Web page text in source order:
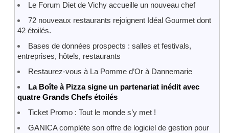
Le Forum Diet de Vichy accueille un nouveau chef
72 nouveaux restaurants rejoignent Idéal Gourmet dont
42 étoilés.
Bases de données prospects : salles et festivals,
entreprises, hôtels, restaurants
Restaurez-vous à La Pomme d’Or à Dannemarie
La Boîte à Pizza signe un partenariat inédit avec
quatre Grands Chefs étoilés
Ticket Promo : Tout le monde s’y met !
GANICA complète son offre de logiciel de gestion pour